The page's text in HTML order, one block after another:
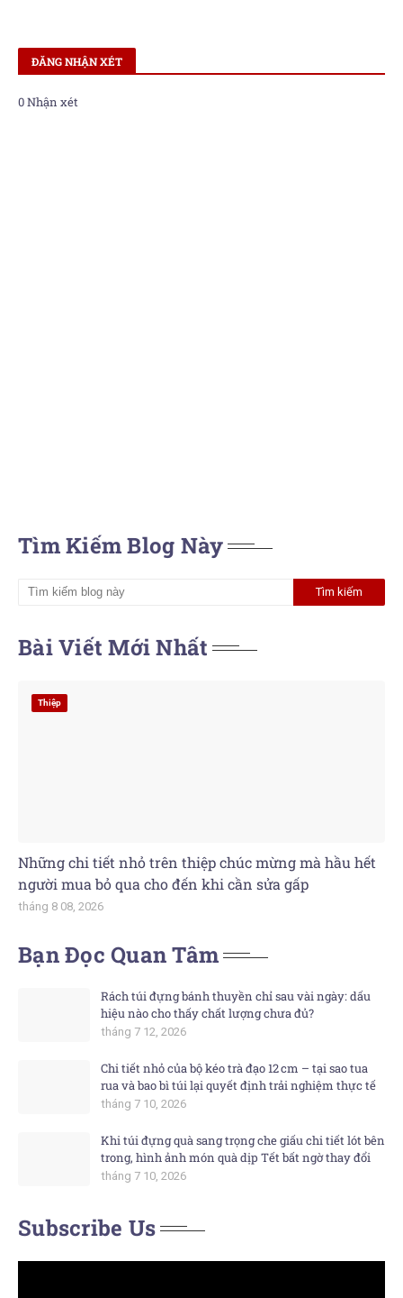
ĐĂNG NHẬN XÉT
0 Nhận xét
Tìm Kiếm Blog Này
Bài Viết Mới Nhất
Thiệp
Những chi tiết nhỏ trên thiệp chúc mừng mà hầu hết
người mua bỏ qua cho đến khi cần sửa gấp
tháng 8 08, 2026
Bạn Đọc Quan Tâm
Rách túi đựng bánh thuyền chỉ sau vài ngày: dấu
hiệu nào cho thấy chất lượng chưa đủ?
tháng 7 12, 2026
Chi tiết nhỏ của bộ kéo trà đạo 12 cm – tại sao tua
rua và bao bì túi lại quyết định trải nghiệm thực tế
tháng 7 10, 2026
Khi túi đựng quà sang trọng che giấu chi tiết lót bên
trong, hình ảnh món quà dịp Tết bất ngờ thay đổi
tháng 7 10, 2026
Subscribe Us